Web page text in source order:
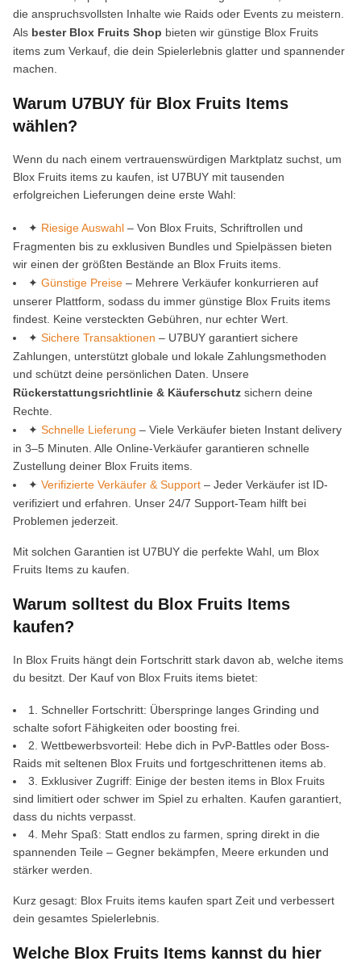
die anspruchsvollsten Inhalte wie Raids oder Events zu meistern.
Als bester Blox Fruits Shop bieten wir günstige Blox Fruits
items zum Verkauf, die dein Spielerlebnis glatter und spannender
machen.
Warum U7BUY für Blox Fruits Items
wählen?
Wenn du nach einem vertrauenswürdigen Marktplatz suchst, um
Blox Fruits items zu kaufen, ist U7BUY mit tausenden
erfolgreichen Lieferungen deine erste Wahl:
✦ Riesige Auswahl – Von Blox Fruits, Schriftrollen und
Fragmenten bis zu exklusiven Bundles und Spielpässen bieten
wir einen der größten Bestände an Blox Fruits items.
✦ Günstige Preise – Mehrere Verkäufer konkurrieren auf
unserer Plattform, sodass du immer günstige Blox Fruits items
findest. Keine versteckten Gebühren, nur echter Wert.
✦ Sichere Transaktionen – U7BUY garantiert sichere
Zahlungen, unterstützt globale und lokale Zahlungsmethoden
und schützt deine persönlichen Daten. Unsere
Rückerstattungsrichtlinie & Käuferschutz sichern deine
Rechte.
✦ Schnelle Lieferung – Viele Verkäufer bieten Instant delivery
in 3–5 Minuten. Alle Online-Verkäufer garantieren schnelle
Zustellung deiner Blox Fruits items.
✦ Verifizierte Verkäufer & Support – Jeder Verkäufer ist ID-
verifiziert und erfahren. Unser 24/7 Support-Team hilft bei
Problemen jederzeit.
Mit solchen Garantien ist U7BUY die perfekte Wahl, um Blox
Fruits Items zu kaufen.
Warum solltest du Blox Fruits Items
kaufen?
In Blox Fruits hängt dein Fortschritt stark davon ab, welche items
du besitzt. Der Kauf von Blox Fruits items bietet:
1. Schneller Fortschritt: Überspringe langes Grinding und
schalte sofort Fähigkeiten oder boosting frei.
2. Wettbewerbsvorteil: Hebe dich in PvP-Battles oder Boss-
Raids mit seltenen Blox Fruits und fortgeschrittenen items ab.
3. Exklusiver Zugriff: Einige der besten items in Blox Fruits
sind limitiert oder schwer im Spiel zu erhalten. Kaufen garantiert,
dass du nichts verpasst.
4. Mehr Spaß: Statt endlos zu farmen, spring direkt in die
spannenden Teile – Gegner bekämpfen, Meere erkunden und
stärker werden.
Kurz gesagt: Blox Fruits items kaufen spart Zeit und verbessert
dein gesamtes Spielerlebnis.
Welche Blox Fruits Items kannst du hier